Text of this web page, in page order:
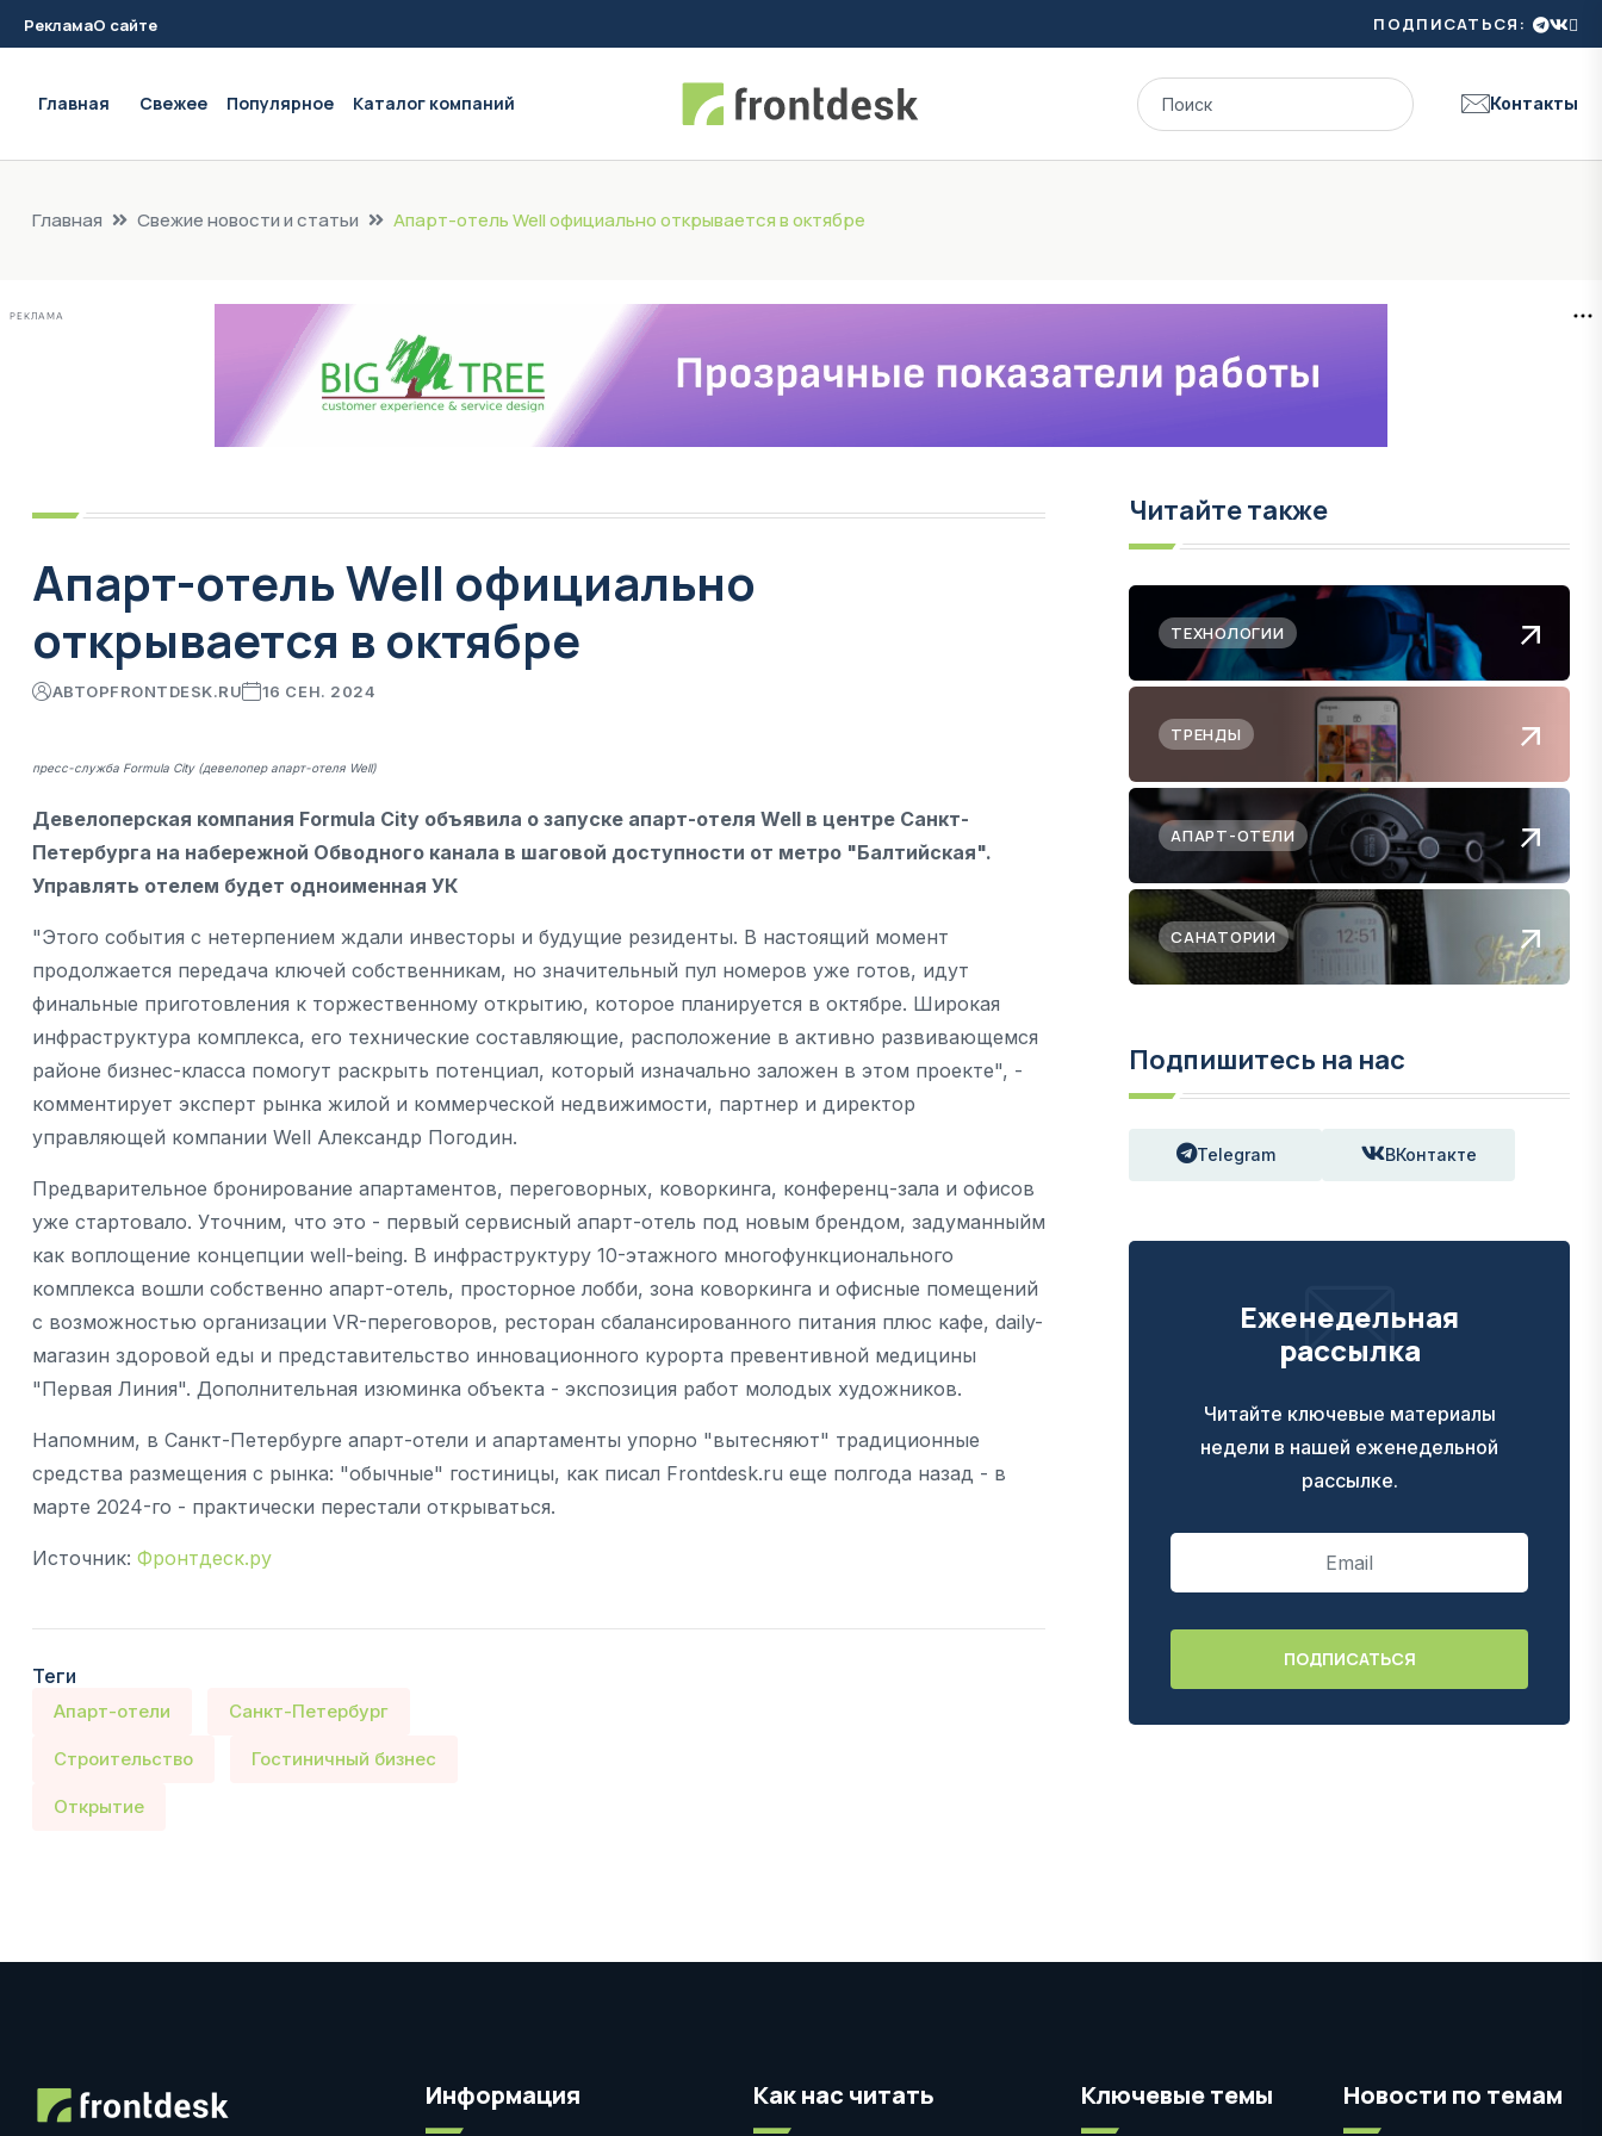
РекламаО сайте ПОДПИСАТЬСЯ:
Главная Свежее Популярное Каталог компаний Контакты
Главная Свежие новости и статьи Апарт-отель Well официально открывается в октябре
РЕКЛАМА
Апарт-отель Well официально
открывается в октябре
АВТОРFRONTDESK.RU 16 СЕН. 2024
пресс-служба Formula City (девелопер апарт-отеля Well)
Девелоперская компания Formula City объявила о запуске апарт-отеля Well в центре Санкт-
Петербурга на набережной Обводного канала в шаговой доступности от метро "Балтийская".
Управлять отелем будет одноименная УК
"Этого события с нетерпением ждали инвесторы и будущие резиденты. В настоящий момент
продолжается передача ключей собственникам, но значительный пул номеров уже готов, идут
финальные приготовления к торжественному открытию, которое планируется в октябре. Широкая
инфраструктура комплекса, его технические составляющие, расположение в активно развивающемся
районе бизнес-класса помогут раскрыть потенциал, который изначально заложен в этом проекте", -
комментирует эксперт рынка жилой и коммерческой недвижимости, партнер и директор
управляющей компании Well Александр Погодин.
Предварительное бронирование апартаментов, переговорных, коворкинга, конференц-зала и офисов
уже стартовало. Уточним, что это - первый сервисный апарт-отель под новым брендом, задуманныйм
как воплощение концепции well-being. В инфраструктуру 10-этажного многофункционального
комплекса вошли собственно апарт-отель, просторное лобби, зона коворкинга и офисные помещений
с возможностью организации VR-переговоров, ресторан сбалансированного питания плюс кафе, daily-
магазин здоровой еды и представительство инновационного курорта превентивной медицины
"Первая Линия". Дополнительная изюминка объекта - экспозиция работ молодых художников.
Напомним, в Санкт-Петербурге апарт-отели и апартаменты упорно "вытесняют" традиционные
средства размещения с рынка: "обычные" гостиницы, как писал Frontdesk.ru еще полгода назад - в
марте 2024-го - практически перестали открываться.
Источник: Фронтдеск.ру
Теги
Апарт-отели Санкт-Петербург
Строительство Гостиничный бизнес
Открытие
Читайте также
ТЕХНОЛОГИИ
ТРЕНДЫ
АПАРТ-ОТЕЛИ
САНАТОРИИ
Подпишитесь на нас
Telegram ВКонтакте
Еженедельная
рассылка
Читайте ключевые материалы
недели в нашей еженедельной
рассылке.
Информация Как нас читать Ключевые темы Новости по темам